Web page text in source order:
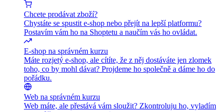
Chcete prodávat zboží?
Chystáte se spustit e-shop nebo přejít na lepší platformu?
Postavím vám ho na Shoptetu a naučím vás ho ovládat.
E-shop na správném kurzu
Máte rozjetý e-shop, ale cítíte, že z něj dostáváte jen zlomek
toho, co by mohl dávat? Projdeme ho společně a dáme ho do
pořádku.
Web na správném kurzu
Web máte, ale přestává vám sloužit? Zkontroluju ho, vyladím